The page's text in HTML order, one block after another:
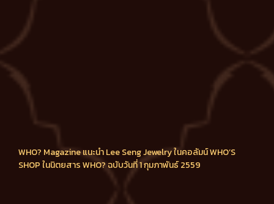
WHO? Magazine แนะนำ Lee Seng Jewelry ในคอลัมน์ WHO’S
SHOP ในนิตยสาร WHO? ฉบับวันที่ 1 กุมภาพันธ์ 2559